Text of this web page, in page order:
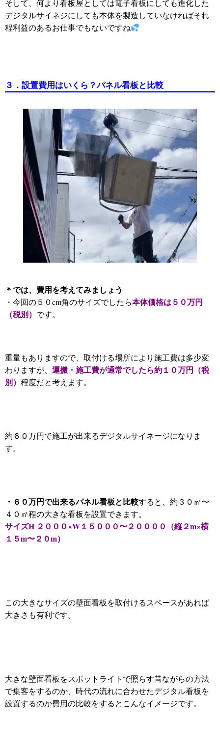
そして、何より看板屋としては電子看板にしても進化した
デジタルサイネジにしても本体を製造していなければそれ
程利益のあるお仕事でもないですね
３．設置費用はいくら？パネル看板と比較
＊では、費用を考えてみましょう
・今回の５０cm角のサイズでしたら本体価格は５０万円
（税別） です。
重量もありますので、取付ける場所により施工費は多少変
わりますが、 運搬・施工費が通常でしたら約１０万円（税
別） 程度だと考えます。
約６０万円で施工が出来るデジタルサイネージになりま
す。
・６０万円で出来るパネル看板と比較すると、約３０㎡〜
４０㎡程の大きな看板を設置できます。
サイズH ２０００×W１５０００〜２００００（縦２m×横
１５m〜２０m）
この大きなサイズの壁面看板を取付けるスペースがあれば
大きさも有利です。
大きな壁面看板をスポットライトで照らす昔ながらの方法
で集客をするのか、時代の流れに合わせたデジタル看板を
設置するのか費用の比較をするとこんなイメージです。